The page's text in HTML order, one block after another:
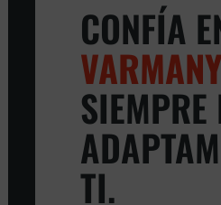
CONFÍA
VARMANY
SIEMPRE
TI.